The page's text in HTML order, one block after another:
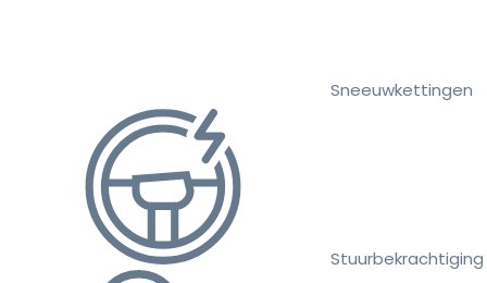
Sneeuwkettingen
Stuurbekrachtiging